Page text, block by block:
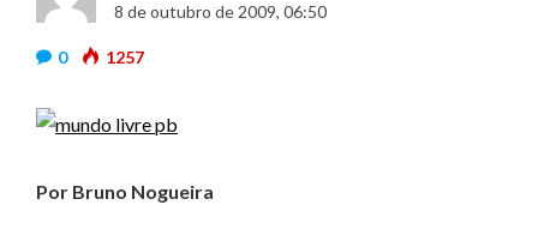
8 de outubro de 2009, 06:50
0 1257
Por Bruno Nogueira